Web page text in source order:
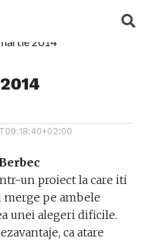
un proiect la care iti
pe ambele
unei alegeri dificile.
ca atare